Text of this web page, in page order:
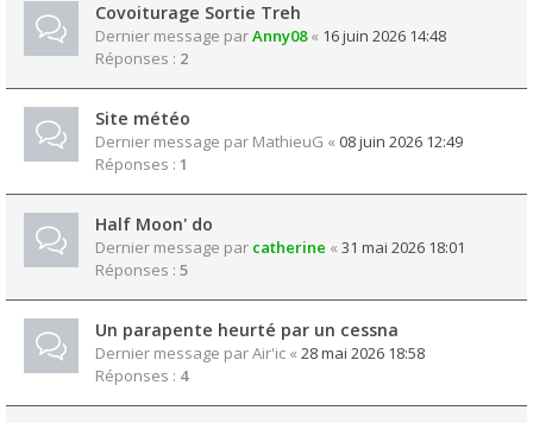
Covoiturage Sortie Treh
Dernier message parAnny08« 16 juin 2026 14:48
Réponses : 2
Site météo
Dernier message par MathieuG « 08 juin 2026 12:49
Réponses : 1
Half Moon' do
Dernier message par catherine « 31 mai 2026 18:01
Réponses : 5
Un parapente heurté par un cessna
Dernier message parAir'ic « 28 mai 2026 18:58
Réponses : 4